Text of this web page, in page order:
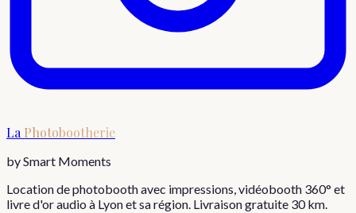
LaPhotobootherie
by Smart Moments
Location de photobooth avec impressions, vidéobooth 360° et
livre d'or audio à Lyon et sa région. Livraison gratuite 30 km.